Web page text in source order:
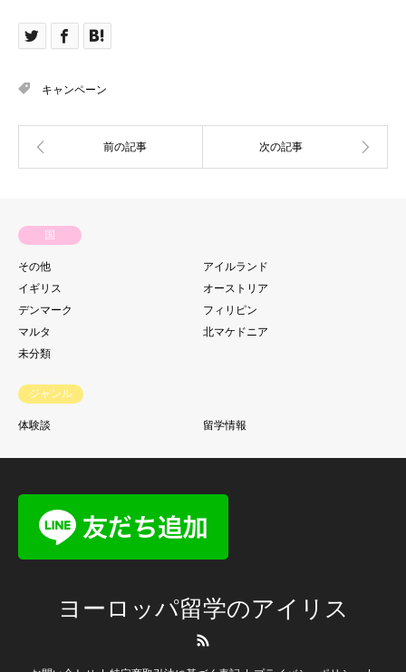
キャンペーン
国
その他
アイルランド
イギリス
オーストリア
デンマーク
フィリピン
マルタ
北マケドニア
未分類
ジャンル
体験談 留学情報
ヨーロッパ留学のアイリス